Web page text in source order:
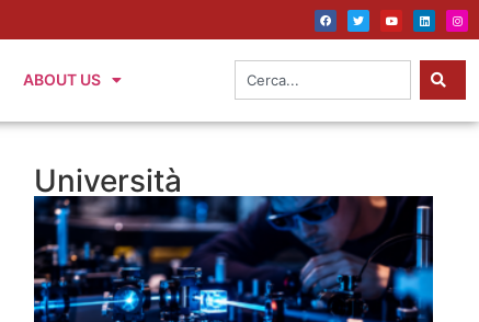
ABOUT US
Università